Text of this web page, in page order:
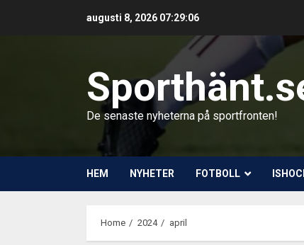
augusti 8, 2026 07:29:08
De senaste nyheterna på sportfronten!
HEM NYHETER FOTBOLL
Home 2024 april